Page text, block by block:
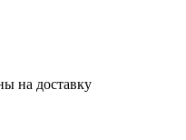
на доставку